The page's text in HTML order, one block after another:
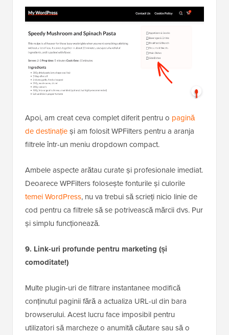
Apoi, am creat ceva complet diferit pentru o pagină
de destinațieși am folosit WPFilters pentru a aranja
filtrele într-un meniu dropdown compact.
Ambele aspecte arătau curate și profesionale imediat.
Deoarece WPFilters folosește fonturile și culorile
temei WordPress, nu va trebui să scrieți nicio linie de
cod pentru ca filtrele să se potrivească mărcii dvs. Pur
și simplu funcționează.
9. Link-uri profunde pentru marketing (și
comoditate!)
Multe plugin-uri de filtrare instantanee modifică
conținutul paginii fără a actualiza URL-ul din bara
browserului. Acest lucru face imposibil pentru
utilizatori să marcheze o anumită căutare sau să o